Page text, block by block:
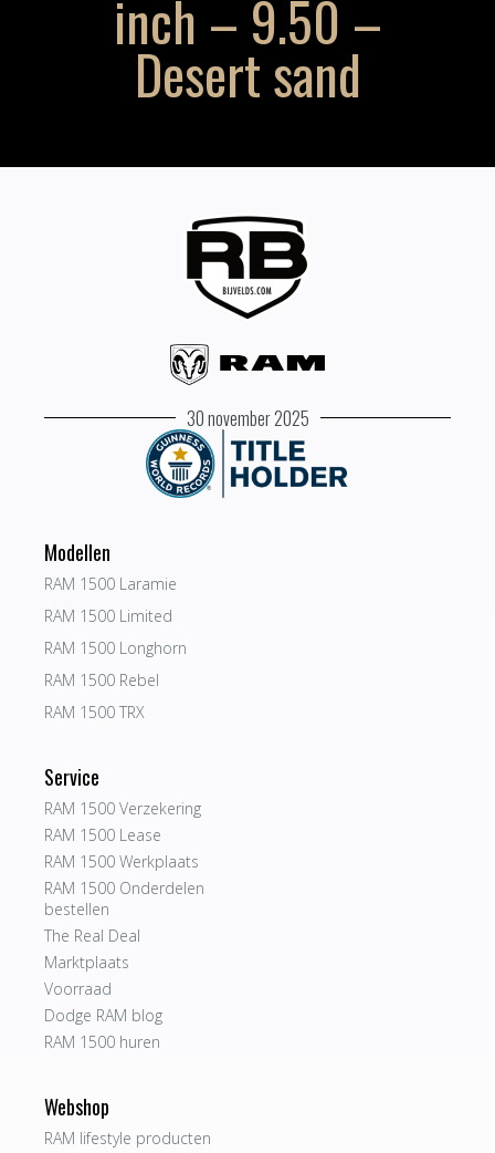
inch – 9.50 –
Desert sand
30 november 2025
Modellen
RAM 1500 Laramie
RAM 1500 Limited
RAM 1500 Longhorn
RAM 1500 Rebel
RAM 1500 TRX
Service
RAM 1500 Verzekering
RAM 1500 Lease
RAM 1500 Werkplaats
RAM 1500 Onderdelen
bestellen
The Real Deal
Marktplaats
Voorraad
Dodge RAM blog
RAM 1500 huren
Webshop
RAM lifestyle producten